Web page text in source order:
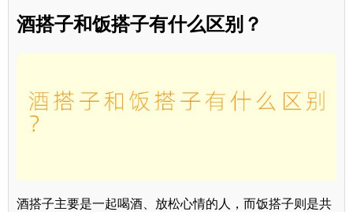
酒搭子和饭搭子有什么区别？
酒搭子主要是一起喝酒、放松心情的人，而饭搭子则是共